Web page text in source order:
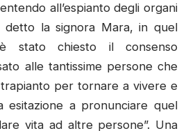
all’espianto degli organi
detto la signora Mara, in quel
stato chiesto il consenso
alle tantissime persone che
per tornare a vivere e
esitazione a pronunciare quel
vita ad altre persone”. Una